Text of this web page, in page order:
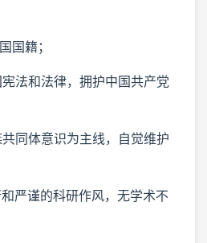
国籍；
法和法律，拥护中国共产党
同体意识为主线，自觉维护
严谨的科研作风，无学术不